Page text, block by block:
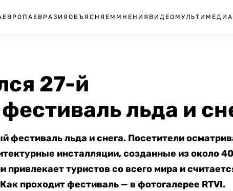
ЕВРОПА ЕВРАЗИЯ ОБЪЯСНЯЕМ МНЕНИЯ ВИДЕО МУЛЬТИМЕДИА
27-й
льда и
льда и снега. Посетители
инсталляции, созданные из около
туристов со всего мира и
проходит фестиваль — в фотогалерее RTVI.